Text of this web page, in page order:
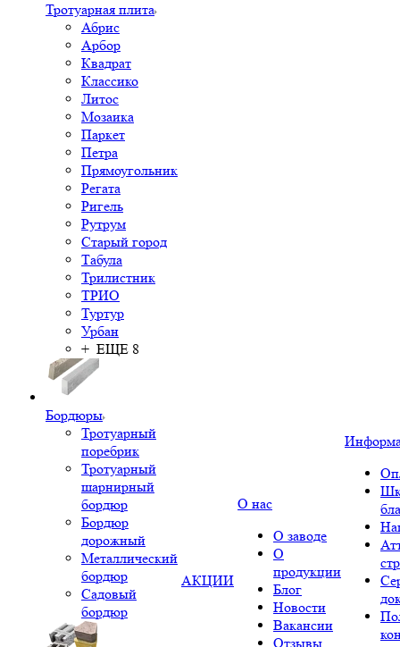
Тротуарная плита
Абрис
Арбор
Квадрат
Классико
Литос
Мозаика
Паркет
Петра
Прямоугольник
Регата
Ригель
Рутрум
Старый город
Табула
Трилистник
ТРИО
Туртур
Урбан
+ ЕЩЕ 8
Бордюры
Тротуарный
поребрик
Тротуарный
шарнирный
бордюр
Бордюр
дорожный
Металлический
бордюр
Садовый
бордюр
АКЦИИ
О нас
О заводе
О
продукции
Блог
Новости
Вакансии
Отзывы